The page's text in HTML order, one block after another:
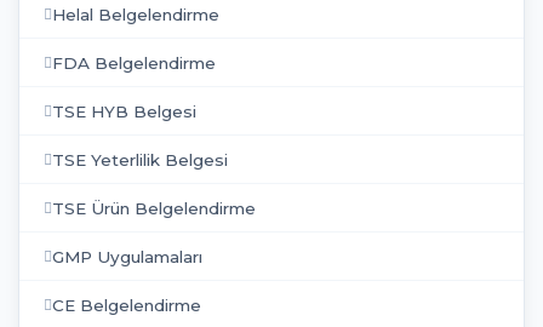
Helal Belgelendirme
FDA Belgelendirme
TSE HYB Belgesi
TSE Yeterlilik Belgesi
TSE Ürün Belgelendirme
GMP Uygulamaları
CE Belgelendirme